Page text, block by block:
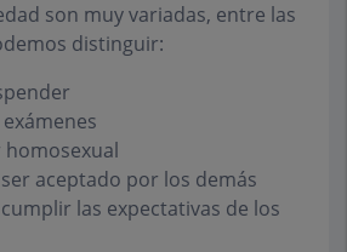
son muy variadas, entre las
distinguir:
homosexual
aceptado por los demás
las expectativas de los